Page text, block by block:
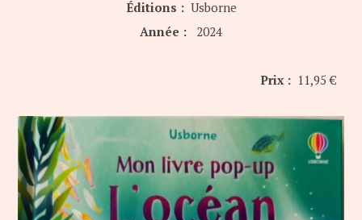
Éditions : Usborne
Année :
2024
Prix : 11,95 €